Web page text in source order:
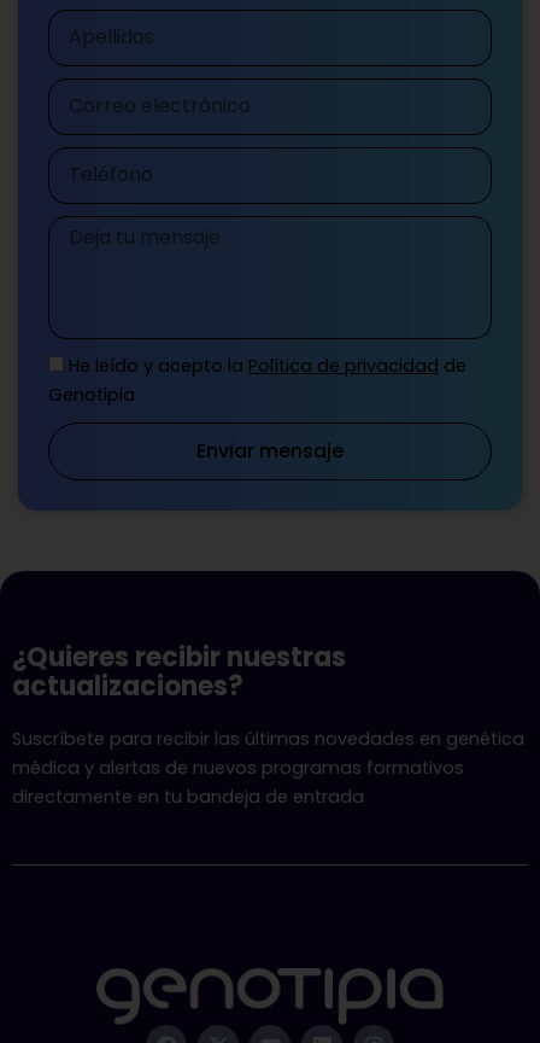
Apellidos
Correo
electrónico
Teléfono
Mensaje
He leído y acepto la Política de privacidad de
Genotipia
Enviar mensaje
¿Quieres recibir nuestras
actualizaciones?
Suscríbete para recibir las últimas novedades en genética
médica y alertas de nuevos programas formativos
directamente en tu bandeja de entrada
F X Y L I